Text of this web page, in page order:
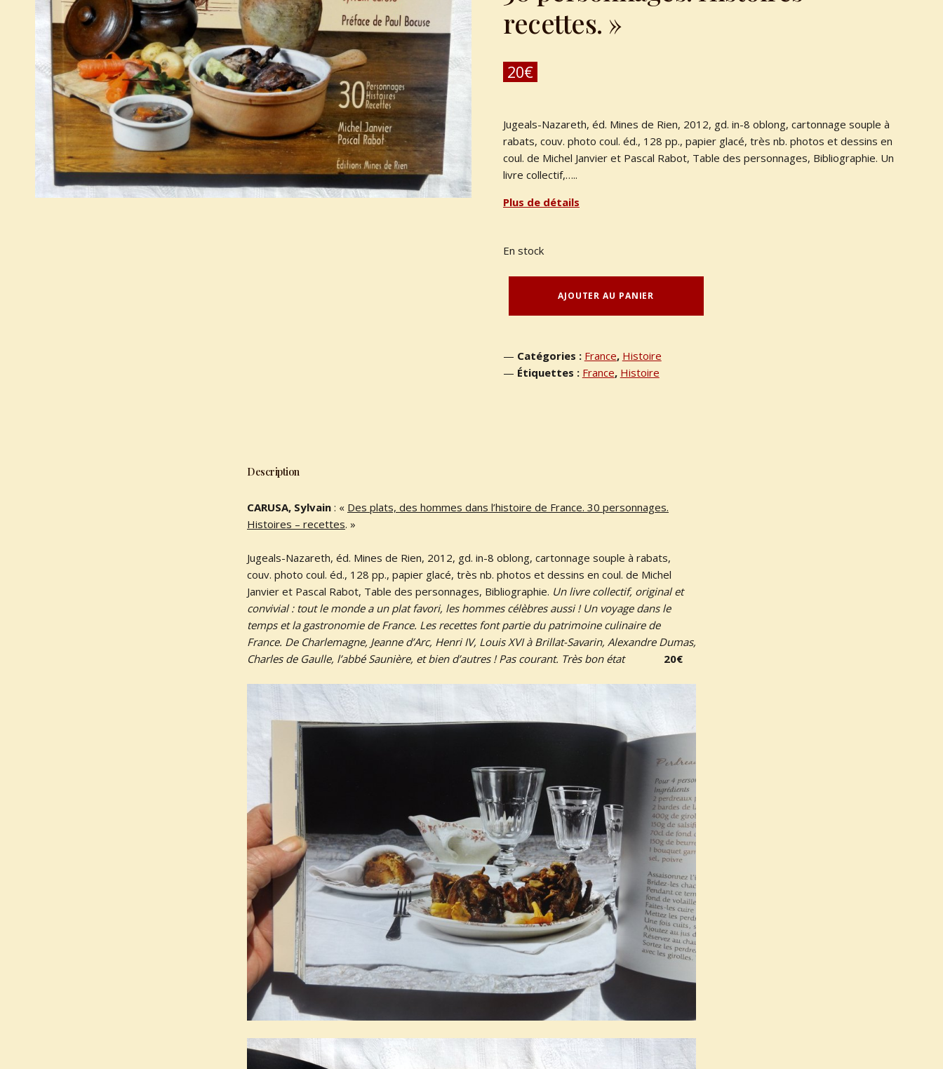
recettes. »
20€
Jugeals-Nazareth, éd. Mines de Rien, 2012, gd. in-8 oblong, cartonnage souple à
rabats, couv. photo coul. éd., 128 pp., papier glacé, très nb. photos et dessins en
coul. de Michel Janvier et Pascal Rabot, Table des personnages, Bibliographie. Un
livre collectif,…..
Plus de détails
En stock
AJOUTER AU PANIER
Catégories : France, Histoire
Étiquettes : France, Histoire
Description
CARUSA, Sylvain : « Des plats, des hommes dans l’histoire de France. 30 personnages.
Histoires – recettes. »
Jugeals-Nazareth, éd. Mines de Rien, 2012, gd. in-8 oblong, cartonnage souple à rabats,
couv. photo coul. éd., 128 pp., papier glacé, très nb. photos et dessins en coul. de Michel
Janvier et Pascal Rabot, Table des personnages, Bibliographie. Un livre collectif, original et
convivial : tout le monde a un plat favori, les hommes célèbres aussi ! Un voyage dans le
temps et la gastronomie de France. Les recettes font partie du patrimoine culinaire de
France. De Charlemagne, Jeanne d’Arc, Henri IV, Louis XVI à Brillat-Savarin, Alexandre Dumas,
Charles de Gaulle, l’abbé Saunière, et bien d’autres ! Pas courant. Très bon état
20€